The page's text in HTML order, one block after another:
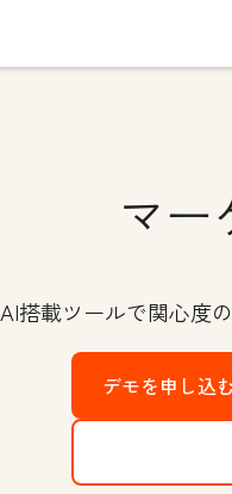
マ
AI搭載ツールで関心度
デモを申し込